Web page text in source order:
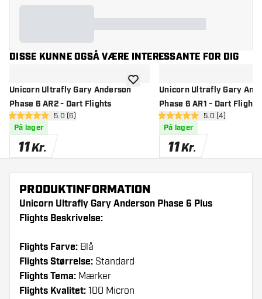
DISSE KUNNE OGSÅ VÆRE INTERESSANTE FOR DIG
Unicorn Ultrafly Gary Anderson
Phase 6 AR2 - Dart Flights
åbn anmeldelsespanel
5 bedømmelsesstjerner
5.0 (6)
På lager
11Kr.
tilføje til ønskeliste
Unicorn Ultrafly Gary
Phase 6 AR1 - Dart Flights
åbn
5 bedømmelsesstjerner
5.0 (4)
På lager
11Kr.
PRODUKTINFORMATION
Unicorn Ultrafly Gary Anderson Phase 6 Plus
Flights Beskrivelse:
Flights Farve: Blå
Flights Størrelse: Standard
Flights Tema: Mærker
Flights Kvalitet: 100 Micron